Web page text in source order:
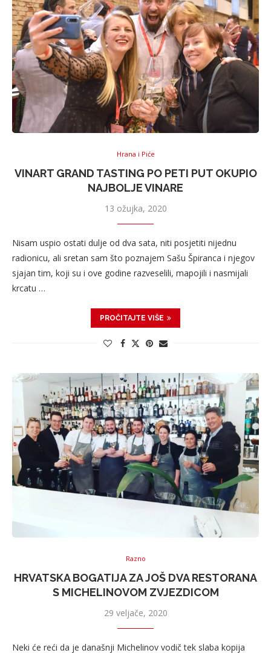
Hrana i Piće
VINART GRAND TASTING PO PETI PUT OKUPIO
NAJBOLJE VINARE
13 ožujka, 2020
Nisam uspio ostati dulje od dva sata, niti posjetiti nijednu
radionicu, ali sretan sam što poznajem Sašu Špiranca i njegov
sjajan tim, koji su i ove godine razveselili, mapojili i nasmijali
krcatu …
PROČITAJTE VIŠE
Razno
HRVATSKA BOGATIJA ZA JOŠ DVA RESTORANA
S MICHELINOVOM ZVJEZDICOM
29 veljače, 2020
Neki će reći da je današnji Michelinov vodič tek slaba kopija